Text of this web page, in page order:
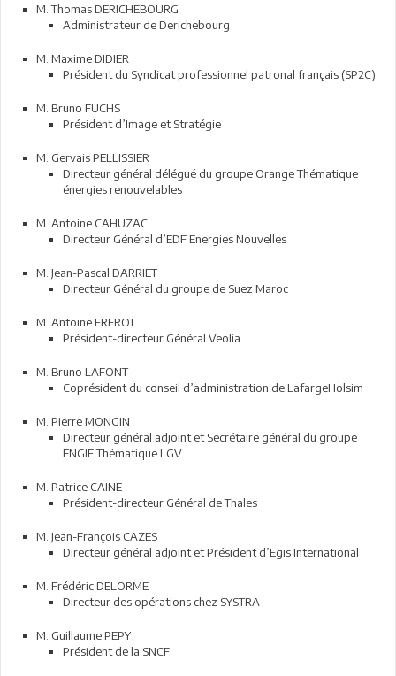
M. Thomas DERICHEBOURG
Administrateur de Derichebourg
M. Maxime DIDIER
Président du Syndicat professionnel patronal français (SP2C)
M. Bruno FUCHS
Président d’Image et Stratégie
M. Gervais PELLISSIER
Directeur général délégué du groupe Orange Thématique
énergies renouvelables
M. Antoine CAHUZAC
Directeur Général d’EDF Energies Nouvelles
M. Jean-Pascal DARRIET
Directeur Général du groupe de Suez Maroc
M. Antoine FREROT
Président-directeur Général Veolia
M. Bruno LAFONT
Coprésident du conseil d’administration de LafargeHolsim
M. Pierre MONGIN
Directeur général adjoint et Secrétaire général du groupe
ENGIE Thématique LGV
M. Patrice CAINE
Président-directeur Général de Thales
M. Jean-François CAZES
Directeur général adjoint et Président d’Egis International
M. Frédéric DELORME
Directeur des opérations chez SYSTRA
M. Guillaume PEPY
Président de la SNCF